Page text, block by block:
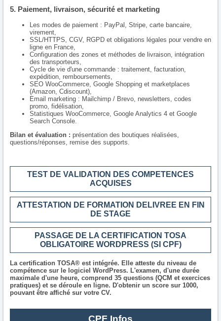
5. Paiement, livraison, sécurité et marketing
Les modes de paiement : PayPal, Stripe, carte bancaire,
virement,
SSL/HTTPS, CGV, RGPD et obligations légales pour vendre en
ligne en France,
Configuration des zones et méthodes de livraison, intégration
des transporteurs,
Cycle de vie d'une commande : traitement, facturation,
expédition, remboursements,
SEO WooCommerce, Google Shopping et marketplaces
(Amazon, Cdiscount),
Email marketing : Mailchimp / Brevo, newsletters, codes
promo, fidélisation,
Statistiques WooCommerce, Google Analytics 4 et Google
Search Console.
Bilan et évaluation : présentation des boutiques réalisées,
questions/réponses, remise des supports.
TEST DE VALIDATION DES COMPETENCES
ACQUISES
ATTESTATION DE FORMATION DELIVREE EN FIN
DE STAGE
PASSAGE DE LA CERTIFICATION TOSA
OBLIGATOIRE WORDPRESS (SI CPF)
La certification TOSA® est intégrée. Elle atteste du niveau de
compétence sur le logiciel WordPress. L'examen, d'une durée
maximale d'une heure, comprend 35 questions (QCM et exercices
pratiques) et se déroule en ligne. D'obtenir un score sur 1000,
pouvant être affiché sur votre CV.
CPF Infos